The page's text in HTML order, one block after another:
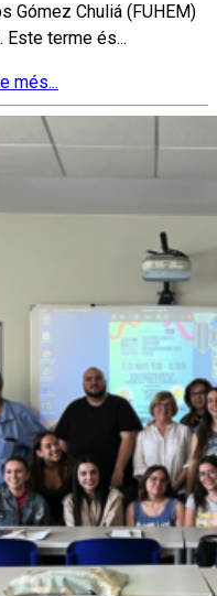
Gómez Chuliá (FUHEM)
Este terme és...
més...